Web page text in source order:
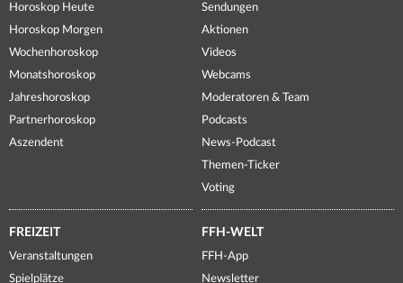
Horoskop Heute
Horoskop Morgen
Wochenhoroskop
Monatshoroskop
Jahreshoroskop
Partnerhoroskop
Aszendent
Sendungen
Aktionen
Videos
Webcams
Moderatoren & Team
Podcasts
News-Podcast
Themen-Ticker
Voting
FREIZEIT
Veranstaltungen
Spielplätze
FFH-WELT
FFH-App
Newsletter